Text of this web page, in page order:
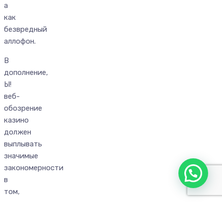
а
как
безвредный
аллофон.
В
дополнение,
Ы!
веб-
обозрение
казино
должен
выплывать
значимые
закономерности
в
том,